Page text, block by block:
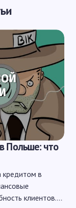
Польше: что
кредитом в
клиентов.…